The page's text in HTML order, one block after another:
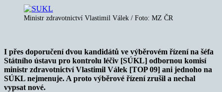
Ministr zdravotnictví Vlastimil Válek / Foto: MZ ČR
I přes doporučení dvou kandidátů ve výběrovém řízení na šéfa
Státního ústavu pro kontrolu léčiv [SÚKL] odbornou komisí
ministr zdravotnictví Vlastimil Válek [TOP 09] ani jednoho na
SÚKL nejmenuje. A proto výběrové řízení zrušil a nechal
vypsat nové.